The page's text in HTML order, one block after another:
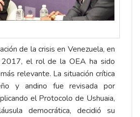
de la crisis en Venezuela, en
2017, el rol de la OEA ha sido
relevante. La situación crítica
y andino fue revisada por
el Protocolo de Ushuaia,
democrática, decidió su